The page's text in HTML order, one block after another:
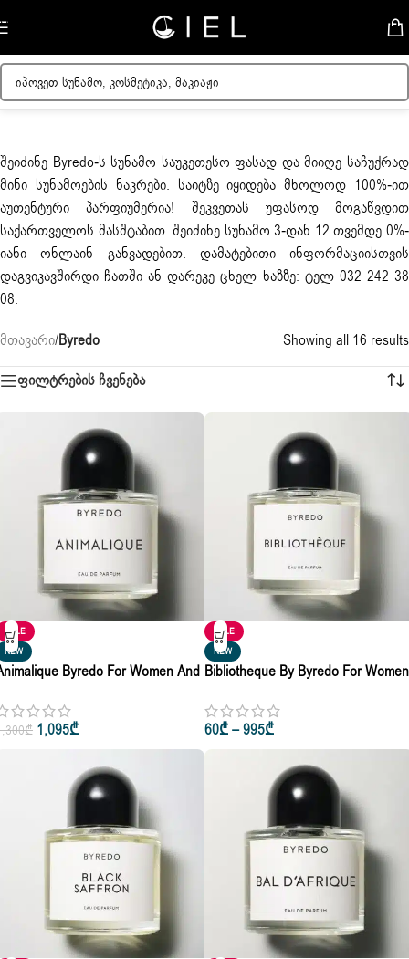
Skip to navigation
შეიძინე Byredo-ს სუნამო საუკეთესო ფასად და მიიღე საჩუქრად
მინი სუნამოების ნაკრები. საიტზე იყიდება მხოლოდ 100%-ით
აუთენტური პარფიუმერია! შეკვეთას უფასოდ მოგაწვდით
საქართველოს მასშტაბით. შეიძინე სუნამო 3-დან 12 თვემდე 0%-
იანი ონლაინ განვადებით. დამატებითი ინფორმაციისთვის
დაგვიკავშირდი ჩათში ან დარეკე ცხელ ხაზზე: ტელ 032 242 38
08.
მთავარი/Byredo
Showing all 16 results
ფილტრების ჩვენება
SALE
NEW
Byredo For Women And
₾ 1,095₾
SALE
NEW
Bibliotheque By Byredo For Women
100ml
60₾–995₾